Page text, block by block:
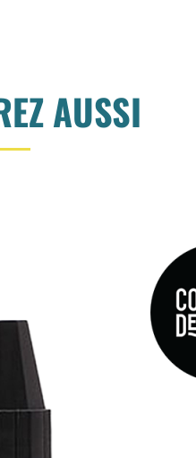
AUSSI